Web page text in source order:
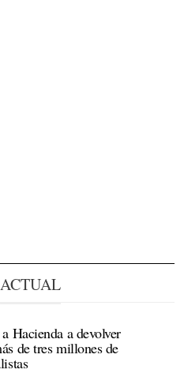
ACTUAL
Hacienda a devolver
de tres millones de